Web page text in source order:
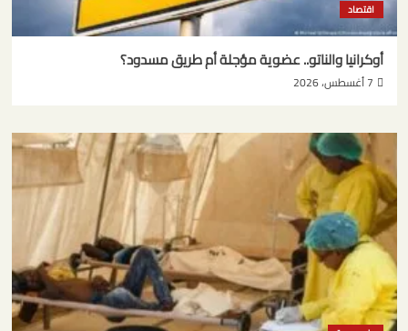
اقتصاد
أوكرانيا والناتو.. عضوية مؤجلة أم طريق مسدود؟
7 أغسطس، 2026